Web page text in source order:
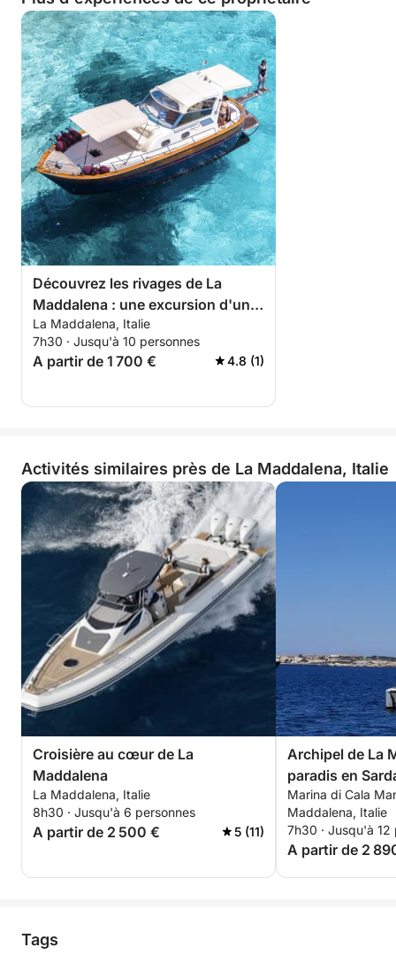
Découvrez les rivages de La
Maddalena : une excursion d'une
journée complète à bord d'un
bateau à moteur
La Maddalena, Italie
7h30 · Jusqu'à 10 personnes
A partir de 1 700 € 4.8 (1)
Activités similaires près de La Maddalena, Italie
Croisière au cœur de La
Maddalena
La Maddalena, Italie
8h30 · Jusqu'à 6 personnes
A partir de 2 500 € 5 (11)
Archipel de La
paradis en
Marina di Cala
Maddalena, Italie
7h30 · Jusqu'à 12
A partir de 2
Tags